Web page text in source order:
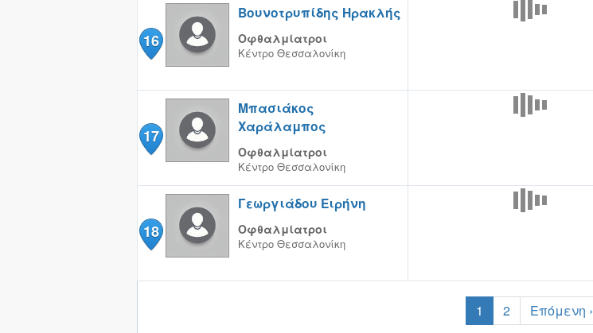
16
Βουνοτρυπίδης Ηρακλής
Οφθαλμίατροι
Κέντρο Θεσσαλονίκη
17
Μπασιάκος
Χαράλαμπος
Οφθαλμίατροι
Κέντρο Θεσσαλονίκη
18
Γεωργιάδου Ειρήνη
Οφθαλμίατροι
Κέντρο Θεσσαλονίκη
1 2 Επόμενη ›